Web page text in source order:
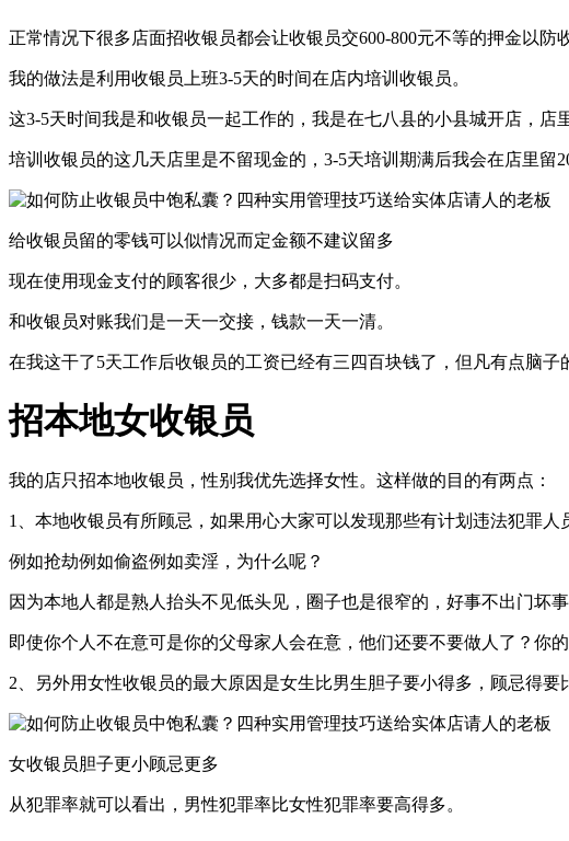
正常情况下很多店面招收银员都会让收银员交600-800元不等的押金以防
我的做法是利用收银员上班3-5天的时间在店内培训收银员。
这3-5天时间我是和收银员一起工作的，我是在七八县的小县城开店，店
培训收银员的这几天店里是不留现金的，3-5天培训期满后我会在店里留
给收银员留的零钱可以似情况而定金额不建议留多
现在使用现金支付的顾客很少，大多都是扫码支付。
和收银员对账我们是一天一交接，钱款一天一清。
在我这干了5天工作后收银员的工资已经有三四百块钱了，但凡有点脑
招本地女收银员
我的店只招本地收银员，性别我优先选择女性。这样做的目的有两点：
1、本地收银员有所顾忌，如果用心大家可以发现那些有计划违法犯罪人
例如抢劫例如偷盗例如卖淫，为什么呢？
因为本地人都是熟人抬头不见低头见，圈子也是很窄的，好事不出门坏事
即使你个人不在意可是你的父母家人会在意，他们还要不要做人了？你
2、另外用女性收银员的最大原因是女生比男生胆子要小得多，顾忌得要
女收银员胆子更小顾忌更多
从犯罪率就可以看出，男性犯罪率比女性犯罪率要高得多。